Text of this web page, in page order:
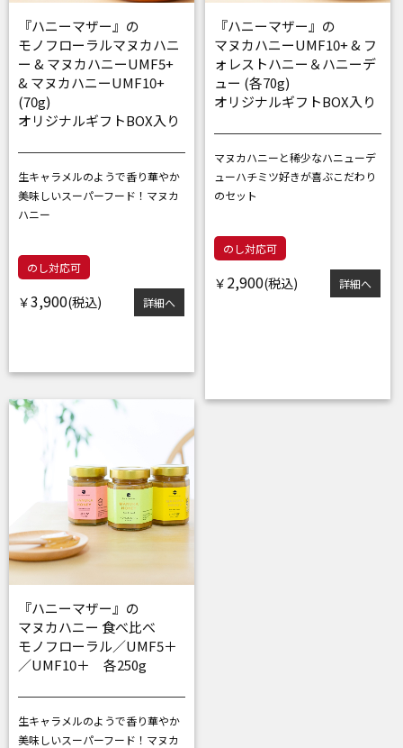
『ハニーマザー』の
モノフローラルマヌカハニ
ー & マヌカハニーUMF5+
& マヌカハニーUMF10+
(70g)
オリジナルギフトBOX入り
生キャラメルのようで香り華やか
美味しいスーパーフード！マヌカ
ハニー
のし対応可
￥3,900 詳細へ
『ハニーマザー』の
マヌカハニーUMF10+ & フ
ォレストハニー＆ハニーデ
ュー (各70g)
オリジナルギフトBOX入り
マヌカハニーと稀少なハニューデ
ューハチミツ好きが喜ぶこだわり
のセット
のし対応可
￥ 2,900 詳細へ
『ハニーマザー』の
マヌカハニー 食べ比べ
モノフローラル／UMF5＋
／UMF10＋ 各250g
生キャラメルのようで香り華やか
美味しいスーパーフード！マヌカ